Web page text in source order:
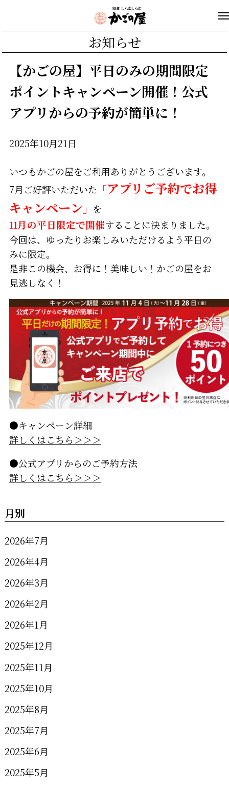
お知らせ
【かごの屋】平日のみの期間限定
ポイントキャンペーン開催！公式
アプリからの予約が簡単に！
2025年10月21日
いつもかごの屋をご利用ありがとうございます。
7月ご好評いただいた 「アプリご予約でお得
キャンペーン 」 を
11月の平日限定で開催することに決まりました。
今回は、ゆったりお楽しみいただけるよう平日の
みに限定。
是非この機会、お得に！美味しい！かごの屋をお
見逃しなく！
●キャンペーン詳細
詳しくはこちら＞＞＞
●公式アプリからのご予約方法
詳しくはこちら＞＞＞
月別
2026年7月
2026年4月
2026年3月
2026年2月
2026年1月
2025年12月
2025年11月
2025年10月
2025年8月
2025年7月
2025年6月
2025年5月